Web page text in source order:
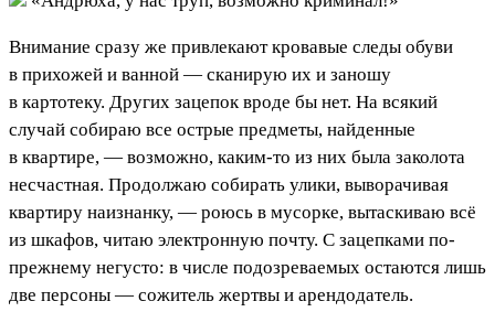
Внимание сразу же привлекают кровавые следы обуви
в прихожей и ванной — сканирую их и заношу
в картотеку. Других зацепок вроде бы нет. На всякий
случай собираю все острые предметы, найденные
в квартире, — возможно, каким-то из них была заколота
несчастная. Продолжаю собирать улики, выворачивая
квартиру наизнанку, — роюсь в мусорке, вытаскиваю всё
из шкафов, читаю электронную почту. С зацепками по-
прежнему негусто: в числе подозреваемых остаются лишь
две персоны — сожитель жертвы и арендодатель.